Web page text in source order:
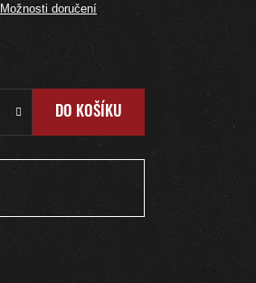
Možnosti doručení
DO KOŠÍKU